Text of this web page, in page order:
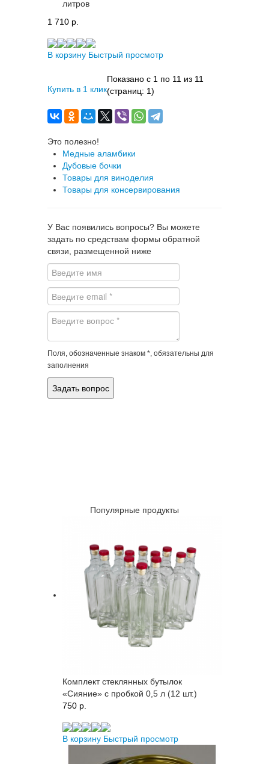
литров
1 710 p.
В корзину Быстрый просмотр
Купить в 1 клик
Показано с 1 по 11 из 11
(страниц: 1)
Это полезно!
Медные аламбики
Дубовые бочки
Товары для виноделия
Товары для консервирования
У Вас появились вопросы? Вы можете
задать по средствам формы обратной
связи, размещенной ниже
Поля, обозначенные знаком *, обязательны для
заполнения
Популярные продукты
Комплект стеклянных бутылок
«Сияние» с пробкой 0,5 л (12 шт.)
750 p.
В корзину Быстрый просмотр